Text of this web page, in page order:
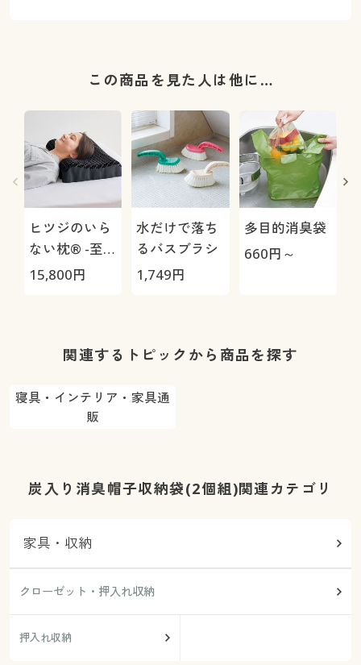
この商品を見た人は他に…
ヒツジのいら
ない枕® -至
極-
15,800円
水だけで落ち
るバスブラシ
1,749円
多目的消臭袋
660円～
関連するトピックから商品を探す
寝具・インテリア・家具通
販
炭入り消臭帽子収納袋(2個組)関連カテゴリ
家具・収納
クローゼット・押入れ収納
押入れ収納